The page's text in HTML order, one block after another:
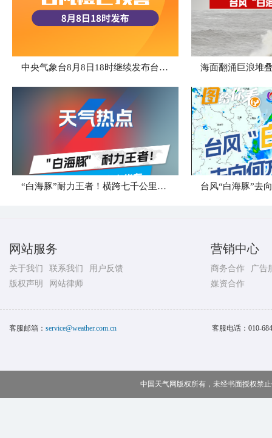
中央气象台8月8日18时继续发布台风橙色预警 海面翻涌巨浪堆
“白海豚”耐力王者！横跨七千公里直奔华东 台风“白海豚”去
网站服务
关于我们 联系我们
用户反馈
版权声明
网站律师
营销中心
商务合作
广告
媒资合作
客服邮箱： service@weather.com.cn 客服电话： 010-
中国天气网版权所有，未经书面授权